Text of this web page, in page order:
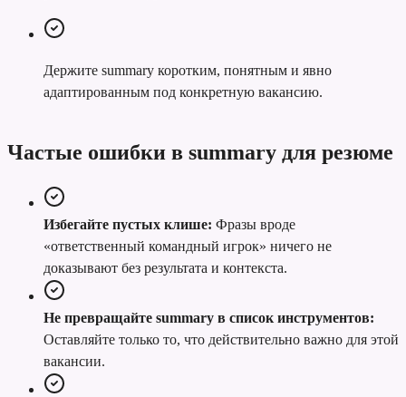
Держите summary коротким, понятным и явно
адаптированным под конкретную вакансию.
Частые ошибки в summary для резюме
Избегайте пустых клише: Фразы вроде
«ответственный командный игрок» ничего не
доказывают без результата и контекста.
Не превращайте summary в список инструментов:
Оставляйте только то, что действительно важно для этой
вакансии.